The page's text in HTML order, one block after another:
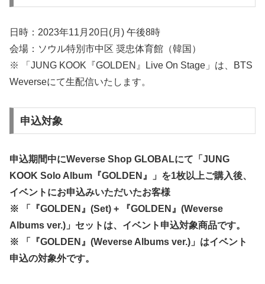
日時：2023年11月20日(月) 午後8時
会場：ソウル特別市中区 奨忠体育館（韓国）
※ 「JUNG KOOK『GOLDEN』Live On Stage」は、BTS
Weverseにて生配信いたします。
申込対象
申込期間中にWeverse Shop GLOBALにて「JUNG
KOOK Solo Album『GOLDEN』」を1枚以上ご購入後、
イベントにお申込みいただいたお客様
※ 「『GOLDEN』(Set) + 『GOLDEN』(Weverse
Albums ver.)」セットは、イベント申込対象商品です。
※ 「『GOLDEN』(Weverse Albums ver.)」はイベント
申込の対象外です。